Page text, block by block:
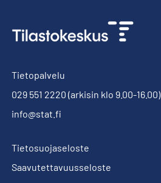
Tietopalvelu
029 551 2220 (arkisin klo 9.00-16.00)
info@stat.fi
Tietosuojaseloste
Saavutettavuusseloste